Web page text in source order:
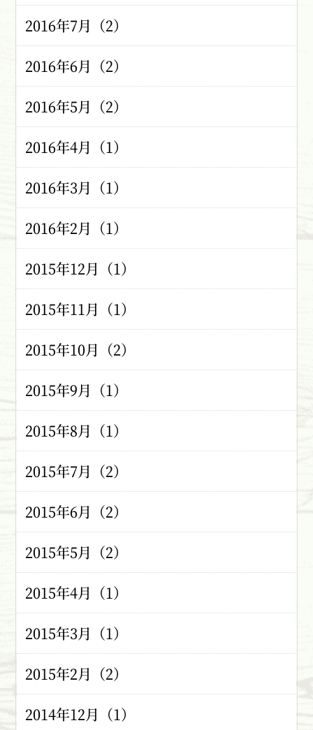
2016年7月（2）
2016年6月（2）
2016年5月（2）
2016年4月（1）
2016年3月（1）
2016年2月（1）
2015年12月（1）
2015年11月（1）
2015年10月（2）
2015年9月（1）
2015年8月（1）
2015年7月（2）
2015年6月（2）
2015年5月（2）
2015年4月（1）
2015年3月（1）
2015年2月（2）
2014年12月（1）